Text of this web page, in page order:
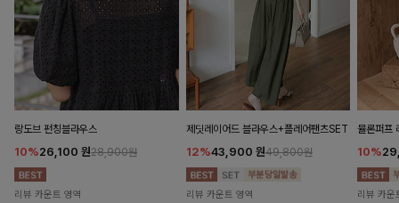
랑도브 펀칭블라우스
10%26,100 원28,900원
리뷰 카운트 영역
제딧레이어드 블라우스+플레어팬츠SET
12%43,900 원49,800원
리뷰 카운트 영역
뮬론퍼프
10%
리뷰 카운